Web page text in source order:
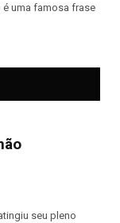
é uma famosa frase
seu pleno